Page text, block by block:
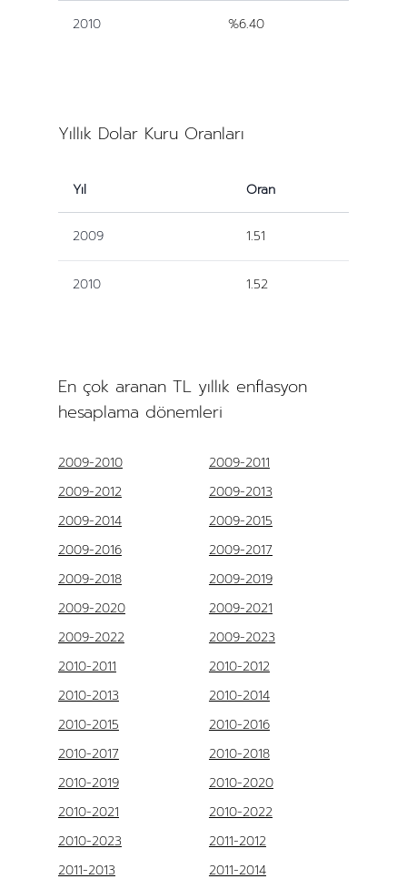
2010 %6.40
Yıllık Dolar Kuru Oranları
Yıl Oran
2009 1.51
2010 1.52
En çok aranan TL yıllık enflasyon
hesaplama dönemleri
2009-2010
2009-2011
2009-2012
2009-2013
2009-2014
2009-2015
2009-2016
2009-2017
2009-2018
2009-2019
2009-2020
2009-2021
2009-2022
2009-2023
2010-2011
2010-2012
2010-2013
2010-2014
2010-2015
2010-2016
2010-2017
2010-2018
2010-2019
2010-2020
2010-2021
2010-2022
2010-2023
2011-2012
2011-2013
2011-2014